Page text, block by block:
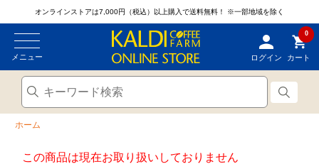
オンラインストアは7,000円（税込）以上購入で送料無料！ ※一部地域を除く
メニュー ログイン
0
カート
ホーム
この商品は現在お取り扱いしておりません